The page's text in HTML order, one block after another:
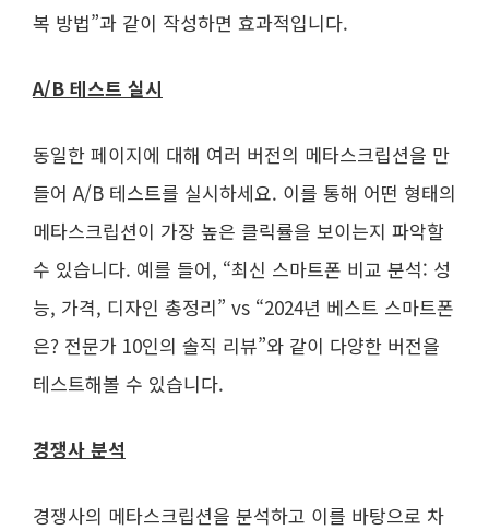
복 방법”과 같이 작성하면 효과적입니다.
A/B 테스트 실시
동일한 페이지에 대해 여러 버전의 메타스크립션을 만
들어 A/B 테스트를 실시하세요. 이를 통해 어떤 형태의
메타스크립션이 가장 높은 클릭률을 보이는지 파악할
수 있습니다. 예를 들어, “최신 스마트폰 비교 분석: 성
능, 가격, 디자인 총정리” vs “2024년 베스트 스마트폰
은? 전문가 10인의 솔직 리뷰”와 같이 다양한 버전을
테스트해볼 수 있습니다.
경쟁사 분석
경쟁사의 메타스크립션을 분석하고 이를 바탕으로 차